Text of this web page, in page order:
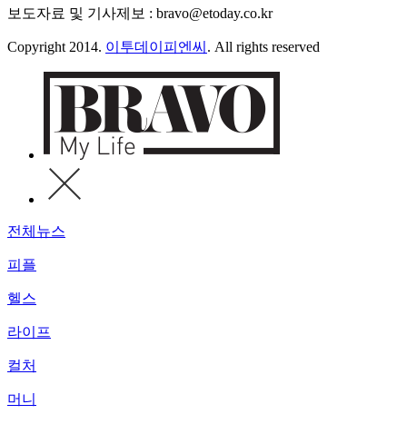
보도자료 및 기사제보 : bravo@etoday.co.kr
Copyright 2014. 이투데이피엔씨 . All rights reserved
전체뉴스
피플
헬스
라이프
컬처
머니